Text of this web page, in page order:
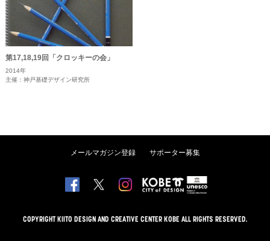
第17,18,19回「クロッキーの会」
2014年
主催：神戸基礎デザイン研究所
メールマガジン登録 サポーター募集
COPYRIGHT KIITO DESIGN AND CREATIVE CENTER KOBE ALL RIGHTS RESERVED.